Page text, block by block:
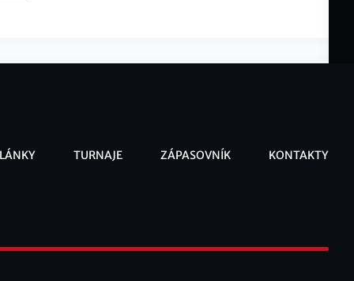
TURNAJE ZÁPASOVNÍK KONTAKTY